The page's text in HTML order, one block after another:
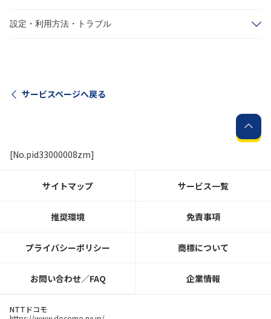
設定・利用方法・トラブル
サービスページへ戻る
[No.pid33000008zm]
サイトマップ サービス一覧
推奨環境 免責事項
プライバシーポリシー 商標について
お問い合わせ／FAQ 企業情報
NTTドコモ